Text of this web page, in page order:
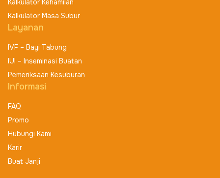
Kalkulator Kehamilan
Kalkulator Masa Subur
Layanan
IVF – Bayi Tabung
IUI – Inseminasi Buatan
Pemeriksaan Kesuburan
Informasi
FAQ
Promo
Hubungi Kami
Karir
Buat Janji